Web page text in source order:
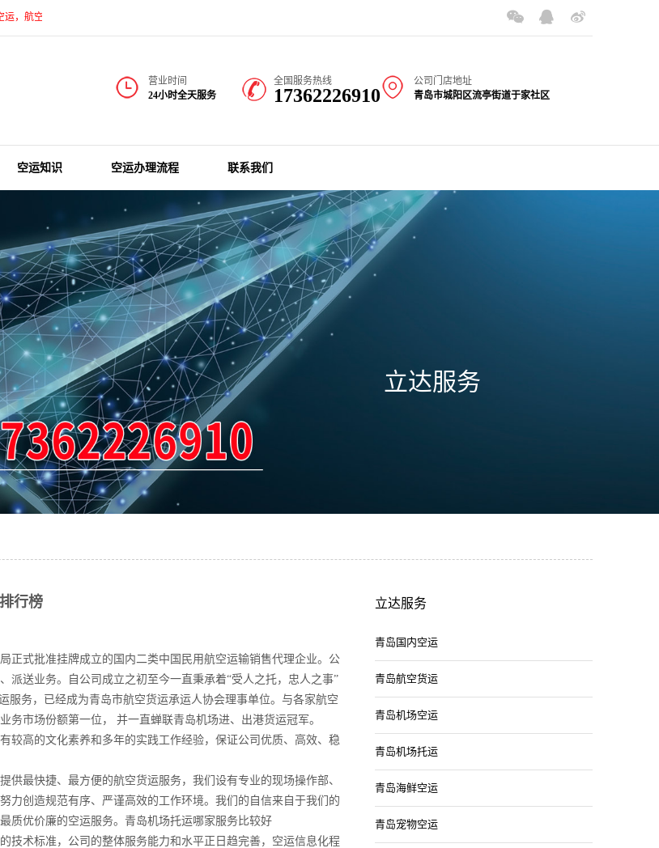
空货运专线运输上提供更安全、快捷、方便的航空运输服务，而且价格合理，欢迎致电咨询，电话：137-9328-1771。 青岛立达空运有限公司
营业时间
24小时全天服务
全国服务热线
17362226910
公司门店地址
青岛市城阳区流亭街道于家社区
空运知识 空运办理流程 联系我们
立达服务
行榜
正式批准挂牌成立的国内二类中国民用航空运输销售代理企业。公
派送业务。自公司成立之初至今一直秉承着“受人之托，忠人之事”
服务，已经成为青岛市航空货运承运人协会理事单位。与各家航空
市场份额第一位， 并一直蝉联青岛机场进、出港货运冠军。
高的文化素养和多年的实践工作经验，保证公司优质、高效、稳
最快捷、最方便的航空货运服务，我们设有专业的现场操作部、
力创造规范有序、严谨高效的工作环境。我们的自信来自于我们的
质优价廉的空运服务。青岛机场托运哪家服务比较好
技术标准，公司的整体服务能力和水平正日趋完善，空运信息化程
立达服务
青岛国内空运
青岛航空货运
青岛机场空运
青岛机场托运
青岛海鲜空运
青岛宠物空运